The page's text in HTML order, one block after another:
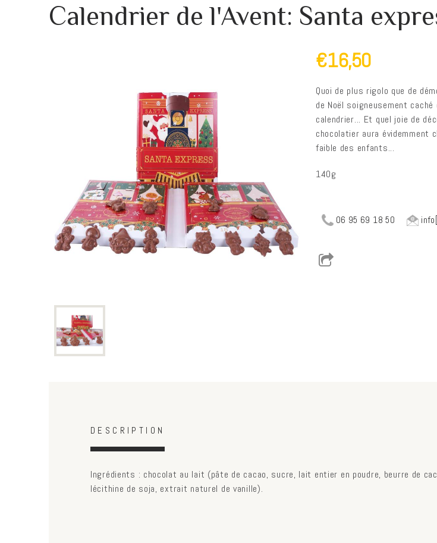
Calendrier de l'Avent: Santa
€16,50
Quoi de plus rigolo que de
de Noël soigneusement
calendrier... Et quel joie de
chocolatier aura
faible des enfants...
140g
06 95 69 18 50
Horizontal Tabs
DESCRIPTION
Ingrédients : chocolat au lait (pâte de cacao, sucre, lait entier en poudre, beurre de
lécithine de soja, extrait naturel de vanille).